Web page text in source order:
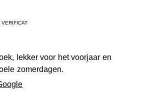
VERIFICAT
lekker voor het voorjaar en
zomerdagen.